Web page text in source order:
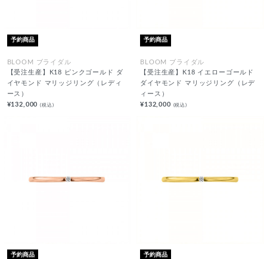
予約商品
BLOOM ブライダル
【受注生産】K18 ピンクゴールド ダ
イヤモンド マリッジリング（レディ
ース）
¥132,000(税込)
予約商品
BLOOM ブライダル
【受注生産】K18 イエローゴールド
ダイヤモンド マリッジリング（レデ
ィース）
¥132,000 (税込)
予約商品 予約商品